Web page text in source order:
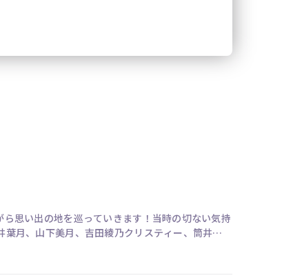
思い出の地を巡っていきます！当時の切ない気持